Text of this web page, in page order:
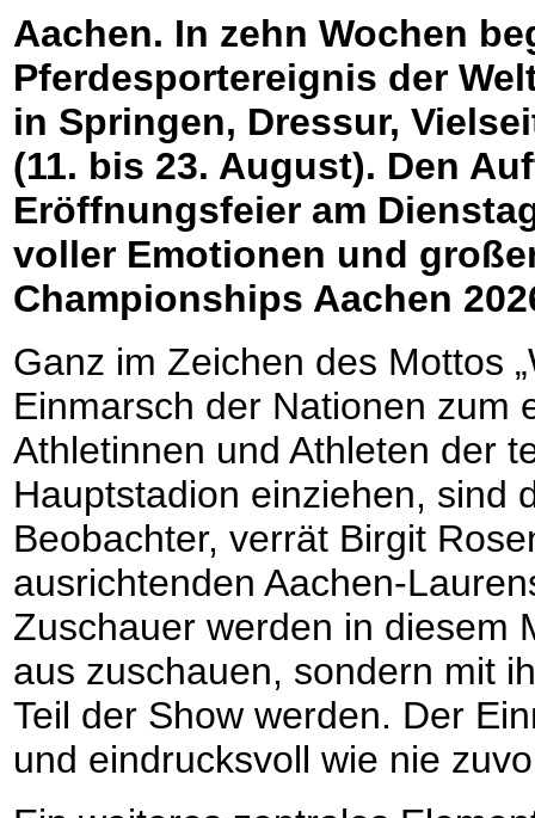
Aachen. In zehn Wochen
Pferdesportereignis der
in Springen, Dressur,
(11. bis 23. August). Den
Eröffnungsfeier am
voller Emotionen und
Championships Aachen
Ganz im Zeichen des Mottos
Einmarsch der Nationen zum
Athletinnen und Athleten der
Hauptstadion einziehen, sind
Beobachter, verrät Birgit
ausrichtenden Aachen-
Zuschauer werden in diesem
aus zuschauen, sondern mit
Teil der Show werden. Der
und eindrucksvoll wie nie